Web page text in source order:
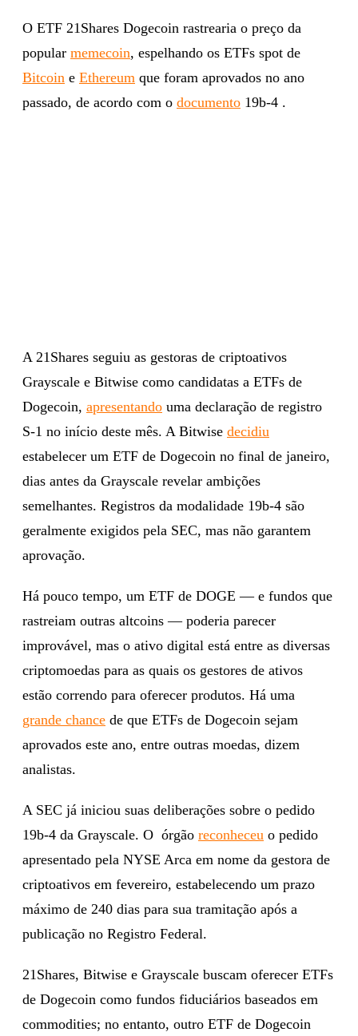
O ETF 21Shares Dogecoin rastrearia o preço da
popular memecoin, espelhando os ETFs spot de
Bitcoin e Ethereum que foram aprovados no ano
passado, de acordo com o documento 19b-4 .
A 21Shares seguiu as gestoras de criptoativos
Grayscale e Bitwise como candidatas a ETFs de
Dogecoin, apresentando uma declaração de registro
S-1 no início deste mês. A Bitwise decidiu
estabelecer um ETF de Dogecoin no final de janeiro,
dias antes da Grayscale revelar ambições
semelhantes. Registros da modalidade 19b-4 são
geralmente exigidos pela SEC, mas não garantem
aprovação.
Há pouco tempo, um ETF de DOGE — e fundos que
rastreiam outras altcoins — poderia parecer
improvável, mas o ativo digital está entre as diversas
criptomoedas para as quais os gestores de ativos
estão correndo para oferecer produtos. Há uma
grande chance de que ETFs de Dogecoin sejam
aprovados este ano, entre outras moedas, dizem
analistas.
A SEC já iniciou suas deliberações sobre o pedido
19b-4 da Grayscale. O órgão reconheceu o pedido
apresentado pela NYSE Arca em nome da gestora de
criptoativos em fevereiro, estabelecendo um prazo
máximo de 240 dias para sua tramitação após a
publicação no Registro Federal.
21Shares, Bitwise e Grayscale buscam oferecer ETFs
de Dogecoin como fundos fiduciários baseados em
commodities; no entanto, outro ETF de Dogecoin